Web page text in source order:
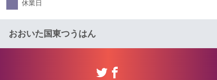
休業日
おおいた国東つうはん